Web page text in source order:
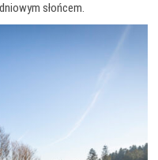
słońcem.